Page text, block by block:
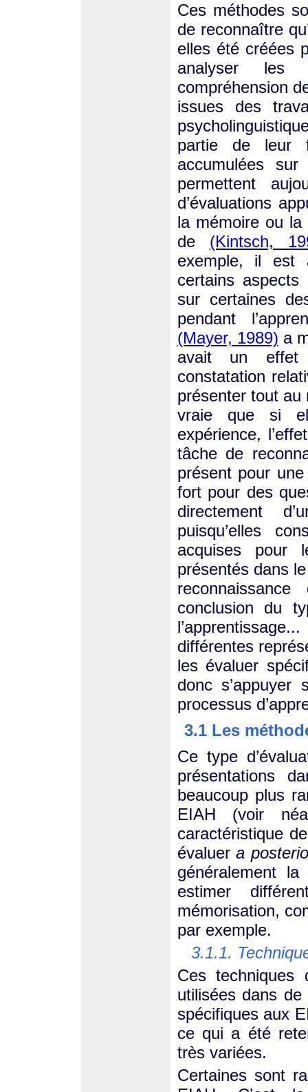
Ces méthodes
de reconnaître
elles été créées
analyser les
compréhension
issues des
partie de leur
accumulées sur
permettent
d’évaluations
la mémoire ou
de (Kintsch,
exemple, il est
certains
sur certaines
pendant
(Mayer, 1989) a
avait un effet
constatation
présenter tout
vraie que si
expérience,
tâche de
présent pour
fort pour des
directement
puisqu’elles
acquises pour
présentés dans
conclusion du
différentes
les évaluer
donc s’appuyer
processus
3.1 Les
Ce type
présentations
beaucoup plus
EIAH (voir
caractéristique
évaluera
généralement
estimer
mémorisation,
par exemple.
3.1.1.
Ces techniques
utilisées dans
spécifiques aux
ce qui a été
très variées.
Certaines sont